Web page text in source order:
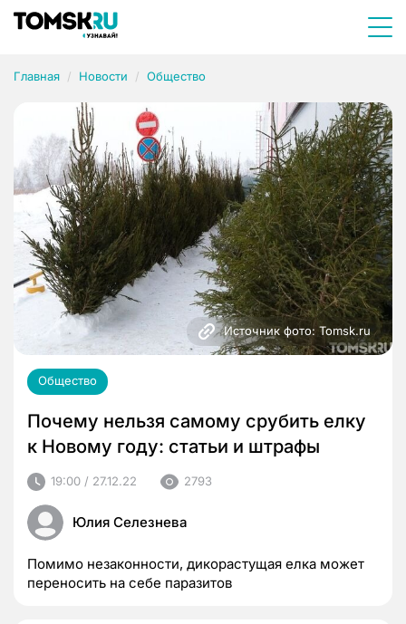
Главная Новости Общество
Источник фото: Tomsk.ru
Общество
Почему нельзя самому срубить елку
к Новому году: статьи и штрафы
19:00 / 27.12.22 2793
Юлия Селезнева
Помимо незаконности, дикорастущая елка может
переносить на себе паразитов